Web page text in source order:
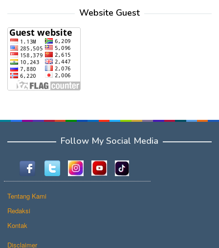
Website Guest
Follow My Social Media
Tentang Kami
Redaksi
Kontak
Disclaimer